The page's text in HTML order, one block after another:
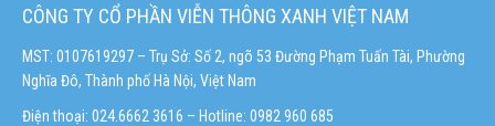
CÔNG TY CỔ PHẦN VIỄN THÔNG XANH VIỆT NAM
MST: 0107619297 – Trụ Sở: Số 2, ngõ 53 Đường Phạm Tuấn Tài, Phường
Nghĩa Đô, Thành phố Hà Nội, Việt Nam
Điện thoại: 024.6662 3616 – Hotline: 0982 960 685